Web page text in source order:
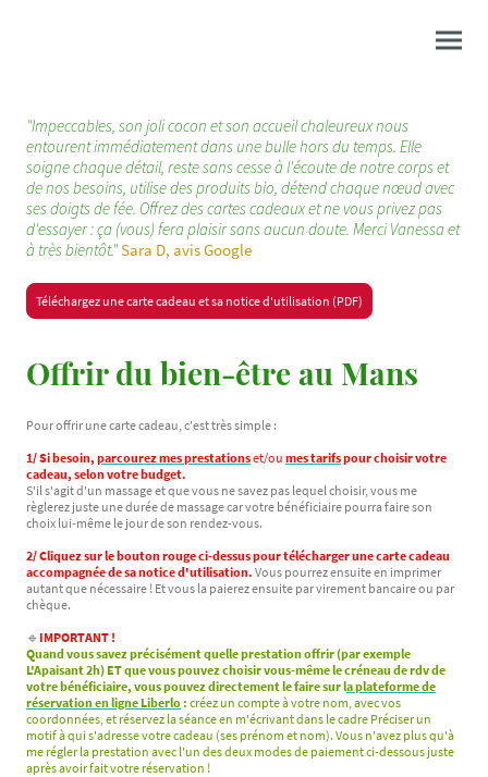
"Impeccables, son joli cocon et son accueil chaleureux nous
entourent immédiatement dans une bulle hors du temps. Elle
soigne chaque détail, reste sans cesse à l'écoute de notre corps et
de nos besoins, utilise des produits bio, détend chaque nœud avec
ses doigts de fée. Offrez des cartes cadeaux et ne vous privez pas
d'essayer : ça (vous) fera plaisir sans aucun doute. Merci Vanessa et
à très bientôt."Sara D, avis Google
Téléchargez une carte cadeau et sa notice d'utilisation (PDF)
Offrir du bien-être au Mans
Pour offrir une carte cadeau, c'est très simple :
1/ Si besoin, parcourez mes prestationset/ou mes tarifspour choisir votre
cadeau, selon votre budget.
S'il s'agit d'un massage et que vous ne savez pas lequel choisir, vous me
règlerez juste une durée de massage car votre bénéficiaire pourra faire son
choix lui-même le jour de son rendez-vous.
2/ Cliquez sur le bouton rouge ci-dessus pour télécharger une carte cadeau
accompagnée de sa notice d'utilisation. Vous pourrez ensuite en imprimer
autant que nécessaire ! Et vous la paierez ensuite par virement bancaire ou par
chèque.
🔹 IMPORTANT !
Quand vous savez précisément quelle prestation offrir (par exemple
L'Apaisant 2h) ET que vous pouvez choisir vous-même le créneau de rdv de
votre bénéficiaire, vous pouvez directement le faire sur la plateforme de
réservation en ligne Liberlo: créez un compte à votre nom, avec vos
coordonnées, et réservez la séance en m'écrivant dans le cadre Préciser un
motif à qui s'adresse votre cadeau (ses prénom et nom). Vous n'avez plus qu'à
me régler la prestation avec l'un des deux modes de paiement ci-dessous juste
après avoir fait votre réservation !